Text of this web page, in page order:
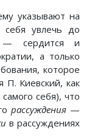
указывают на
увлечь до
— сердится и
а только
которое
П. Киевский, как
себя), что
рассуждения —
в рассуждениях